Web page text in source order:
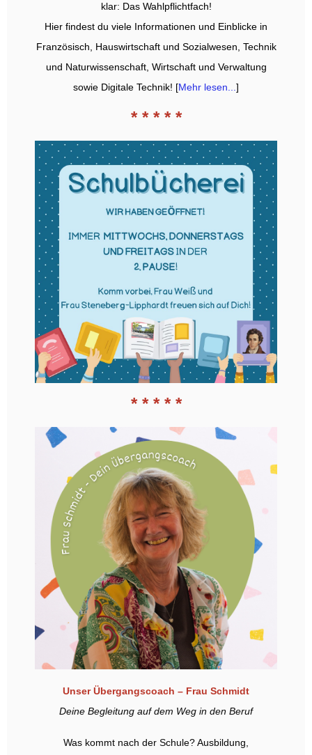
klar: Das Wahlpflichtfach!
Hier findest du viele Informationen und Einblicke in
Französisch, Hauswirtschaft und Sozialwesen, Technik
und Naturwissenschaft, Wirtschaft und Verwaltung
sowie Digitale Technik! [Mehr lesen... ]
* * * * *
* * * * *
Unser Übergangscoach – Frau Schmidt
Deine Begleitung auf dem Weg in den Beruf
Was kommt nach der Schule? Ausbildung,